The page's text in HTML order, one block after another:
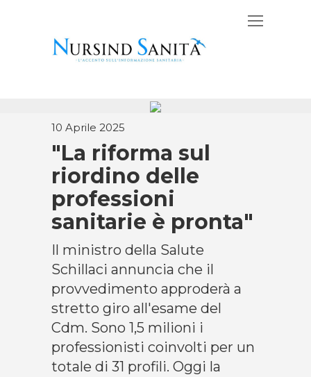
10 Aprile 2025
"La riforma sul
riordino delle
professioni
sanitarie è pronta"
Il ministro della Salute
Schillaci annuncia che il
provvedimento approderà a
stretto giro all'esame del
Cdm. Sono 1,5 milioni i
professionisti coinvolti per un
totale di 31 profili. Oggi la